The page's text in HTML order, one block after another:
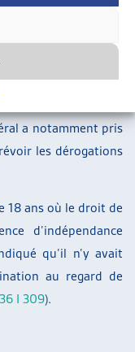
financier
du fait de sa
a notamment pris
les dérogations
18 ans où le droit de
d’indépendance
qu’il n’y avait
au regard de
I 309).